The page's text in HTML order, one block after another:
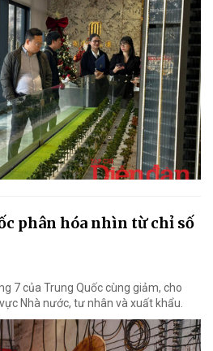
phân hóa nhìn từ chỉ số
7 của Trung Quốc cùng giảm, cho
Nhà nước, tư nhân và xuất khẩu.